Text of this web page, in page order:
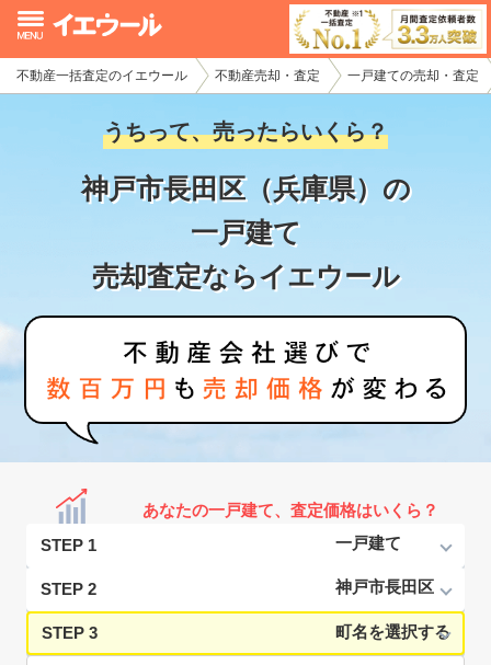
不動産一括査定のイエウール 不動産売却・査定 一戸建ての売却・査定
うちって、売ったらいくら？
神戸市長田区（兵庫県）の
一戸建て
売却査定ならイエウール
あなたの一戸建て、査定価格はいくら？
STEP 1
STEP 2
STEP 3
イエウール加盟希望の不動産会社様
初めての方へ
不動産売却の流れ